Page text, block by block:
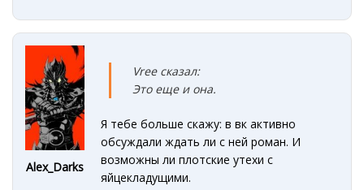
Alex_Darks
Vree сказал:
Это еще и она.
Я тебе больше скажу: в вк активно
обсуждали ждать ли с ней роман. И
возможны ли плотские утехи с
яйцекладущими.